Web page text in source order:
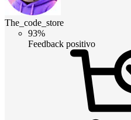
The_code_store
93%
Feedback positivo